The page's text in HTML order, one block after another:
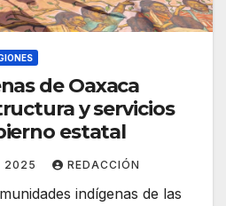
de Oaxaca
y servicios
estatal
2025 REDACCIÓN
indígenas de las